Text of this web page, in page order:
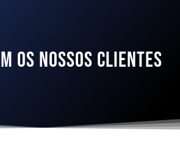
OS NOSSOS CLIENTES